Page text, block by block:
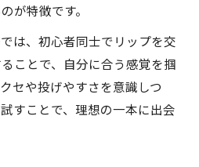
が特徴です。
は、初心者同士でリップを交
ことで、自分に合う感覚を掴
セや投げやすさを意識しつ
すことで、理想の一本に出会